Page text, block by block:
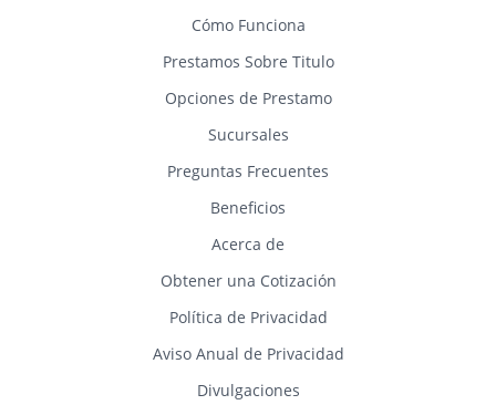
Cómo Funciona
Prestamos Sobre Titulo
Opciones de Prestamo
Sucursales
Preguntas Frecuentes
Beneficios
Acerca de
Obtener una Cotización
Política de Privacidad
Aviso Anual de Privacidad
Divulgaciones